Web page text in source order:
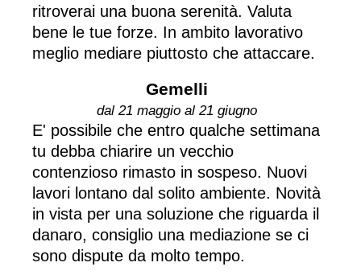
ritroverai una buona serenità. Valuta
bene le tue forze. In ambito lavorativo
meglio mediare piuttosto che attaccare.
Gemelli
dal 21 maggio al 21 giugno
E' possibile che entro qualche settimana
tu debba chiarire un vecchio
contenzioso rimasto in sospeso. Nuovi
lavori lontano dal solito ambiente. Novità
in vista per una soluzione che riguarda il
danaro, consiglio una mediazione se ci
sono dispute da molto tempo.